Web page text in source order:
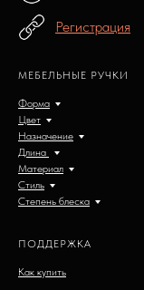
Регистрация
МЕБЕЛЬНЫЕ РУЧКИ
Форма
Цвет
Назначение
Длина
Материал
Стиль
Степень блеска
ПОДДЕРЖКА
Как купить